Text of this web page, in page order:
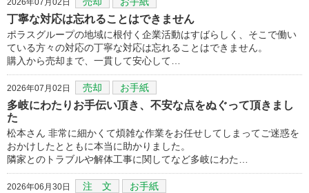
丁寧な対応は忘れることはできません
ポラスグループの地域に根付く企業活動はすばらしく、そこで働い
ている方々の対応の丁寧な対応は忘れることはできません。
購入から売却まで、一貫して安心して…
2026年07月02日 売却 お手紙
多岐にわたりお手伝い頂き、不安な点をぬぐって頂きまし
た
松本さん 非常に細かくて煩雑な作業をお任せしてしまってご迷惑を
おかけしたとともに本当に助かりました。
隣家とのトラブルや解体工事に関してなど多岐にわた…
2026年06月30日 注 文 お手紙